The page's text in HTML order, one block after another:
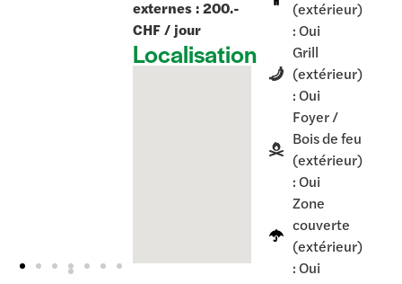
externes : 200.-
CHF / jour
Localisation
(extérieur)
: Oui
Grill
(extérieur)
: Oui
Foyer /
Bois de feu
(extérieur)
: Oui
Zone
couverte
(extérieur)
: Oui